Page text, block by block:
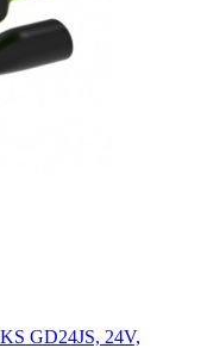
GD24JS, 24V,